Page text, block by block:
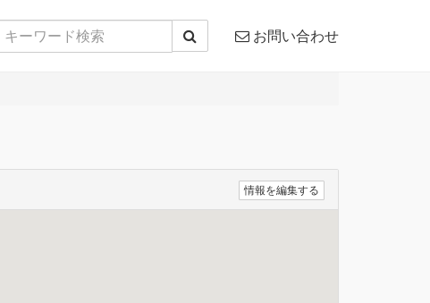
お問い合わせ
情報を編集する